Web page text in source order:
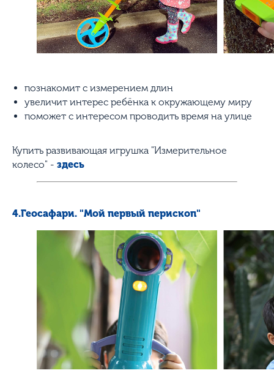
познакомит с измерением длин
увеличит интерес ребёнка к окружающему миру
поможет с интересом проводить время на улице
Купить развивающая игрушка "Измерительное
колесо" - здесь
4.Геосафари. "Мой первый перископ"